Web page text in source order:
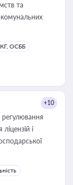
та
ОСББ
+10
регулювання
і